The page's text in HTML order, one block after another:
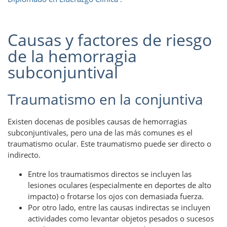
Causas y factores de riesgo
de la hemorragia
subconjuntival
Traumatismo en la conjuntiva
Existen docenas de posibles causas de hemorragias
subconjuntivales, pero una de las más comunes es el
traumatismo ocular. Este traumatismo puede ser directo o
indirecto.
Entre los traumatismos directos se incluyen las
lesiones oculares (especialmente en deportes de alto
impacto) o frotarse los ojos con demasiada fuerza.
Por otro lado, entre las causas indirectas se incluyen
actividades como levantar objetos pesados ​​o sucesos